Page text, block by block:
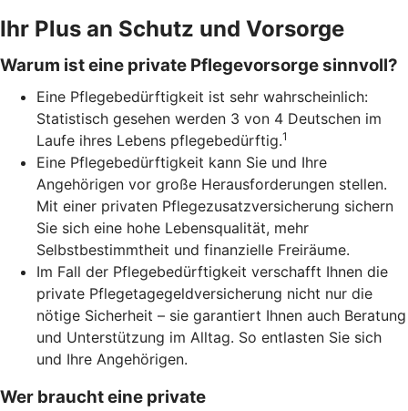
Ihr Plus an Schutz und Vorsorge
Warum ist eine private Pflegevorsorge sinnvoll?
Eine Pflegebedürftigkeit ist sehr wahrscheinlich:
Statistisch gesehen werden 3 von 4 Deutschen im
Laufe ihres Lebens pflegebedürftig.1
Eine Pflegebedürftigkeit kann Sie und Ihre
Angehörigen vor große Herausforderungen stellen.
Mit einer privaten Pflegezusatzversicherung sichern
Sie sich eine hohe Lebensqualität, mehr
Selbstbestimmtheit und finanzielle Freiräume.
Im Fall der Pflegebedürftigkeit verschafft Ihnen die
private Pflegetagegeldversicherung nicht nur die
nötige Sicherheit – sie garantiert Ihnen auch Beratung
und Unterstützung im Alltag. So entlasten Sie sich
und Ihre Angehörigen.
Wer braucht eine private